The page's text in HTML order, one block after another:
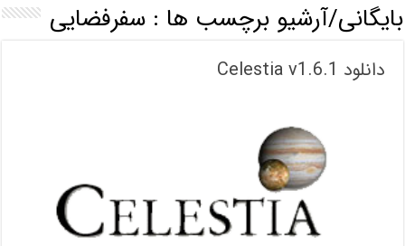
بایگانی/آرشیو برچسب ها :سفرفضایی
دانلود Celestia v1.6.1